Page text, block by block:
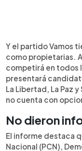
Y el partido Vamos
como propietarias.
competirá en todos
presentará
La Libertad, La Paz
no cuenta con
No dieron
El informe destaca
Nacional (PCN),